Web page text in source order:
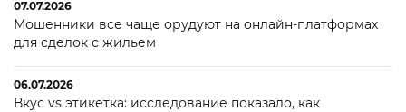
07.07.2026
Мошенники все чаще орудуют на онлайн-платформах
для сделок с жильем
06.07.2026
Вкус vs этикетка: исследование показало, как